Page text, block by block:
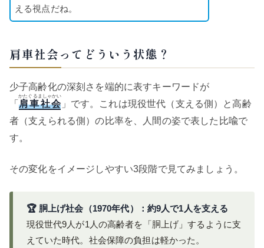
える視点だね。
肩車社会ってどういう状態？
少子高齢化の深刻さを端的に表すキーワードが
「肩車社会
かたぐるましゃかい
」です。これは現役世代（支える側）と高齢
者（支えられる側）の比率を、人間の姿で表した比喩で
す。
その変化をイメージしやすい3段階で見てみましょう。
🏆 胴上げ社会（1970年代）：約9人で1人を支える
現役世代9人が1人の高齢者を「胴上げ」するように支
えていた時代。社会保障の負担は軽かった。